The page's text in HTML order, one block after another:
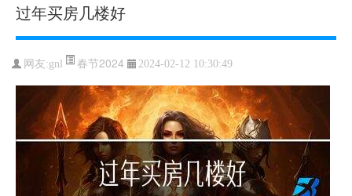
过年买房几楼好
网友:gnl 春节2024 2024-02-12 10:30:49